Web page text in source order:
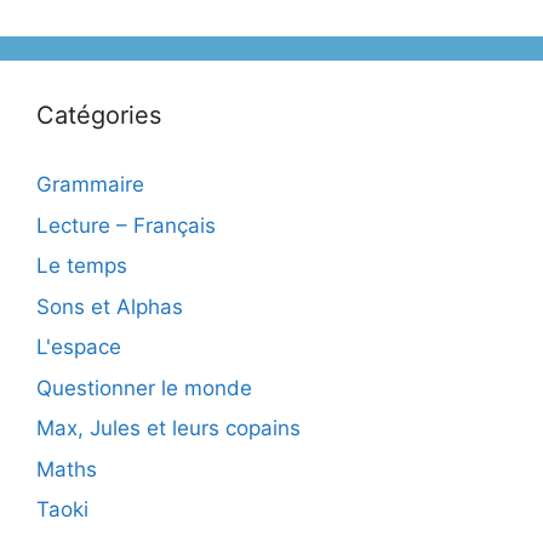
Catégories
Grammaire
Lecture – Français
Le temps
Sons et Alphas
L'espace
Questionner le monde
Max, Jules et leurs copains
Maths
Taoki